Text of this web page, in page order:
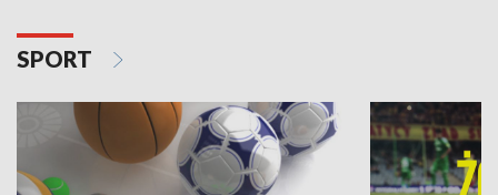
SPORT